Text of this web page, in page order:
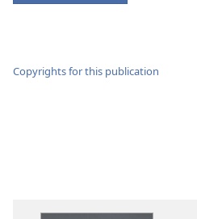
Copyrights for this publication